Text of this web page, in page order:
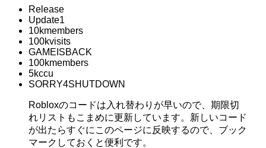
Release
Update1
10kmembers
100kvisits
GAMEISBACK
100kmembers
5kccu
SORRY4SHUTDOWN
Robloxのコードは入れ替わりが早いので、期限切
れリストもこまめに更新しています。新しいコード
が出たらすぐにこのページに反映するので、ブック
マークしておくと便利です。